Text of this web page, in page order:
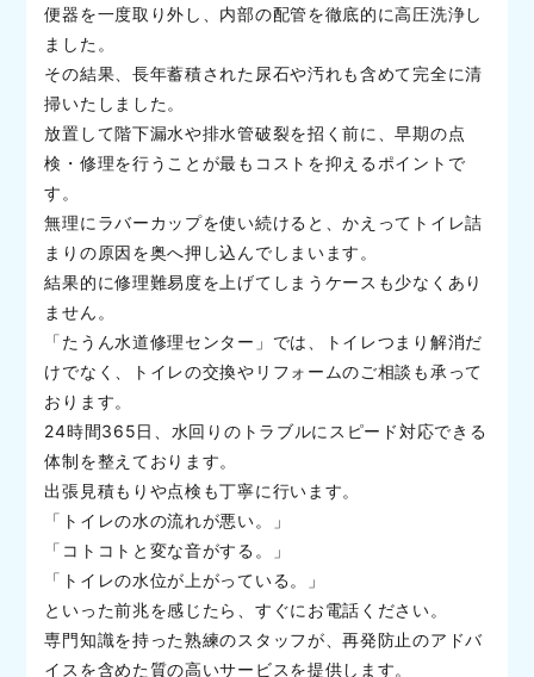
便器を一度取り外し、内部の配管を徹底的に高圧洗浄し
ました。
その結果、長年蓄積された尿石や汚れも含めて完全に清
掃いたしました。
放置して階下漏水や排水管破裂を招く前に、早期の点
検・修理を行うことが最もコストを抑えるポイントで
す。
無理にラバーカップを使い続けると、かえってトイレ詰
まりの原因を奥へ押し込んでしまいます。
結果的に修理難易度を上げてしまうケースも少なくあり
ません。
「たうん水道修理センター」では、トイレつまり解消だ
けでなく、トイレの交換やリフォームのご相談も承って
おります。
24時間365日、水回りのトラブルにスピード対応できる
体制を整えております。
出張見積もりや点検も丁寧に行います。
「トイレの水の流れが悪い。」
「コトコトと変な音がする。」
「トイレの水位が上がっている。」
といった前兆を感じたら、すぐにお電話ください。
専門知識を持った熟練のスタッフが、再発防止のアドバ
イスを含めた質の高いサービスを提供します。